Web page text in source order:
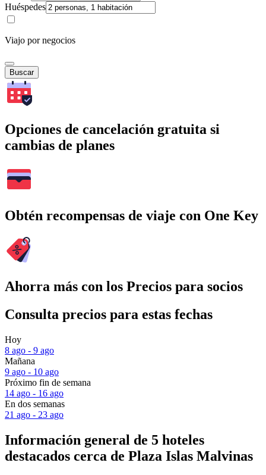
Huéspedes
Viajo por negocios
Buscar
Opciones de cancelación gratuita si
cambias de planes
Obtén recompensas de viaje con One Key
Ahorra más con los Precios para socios
Consulta precios para estas fechas
Hoy
8 ago - 9 ago
Mañana
9 ago - 10 ago
Próximo fin de semana
14 ago - 16 ago
En dos semanas
21 ago - 23 ago
Información general de 5 hoteles
destacados cerca de Plaza Islas Malvinas